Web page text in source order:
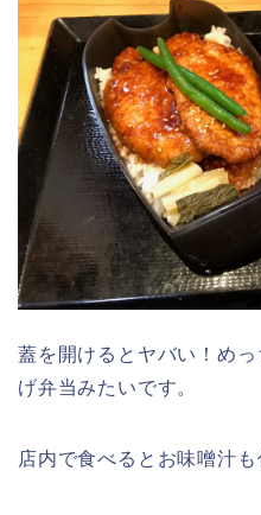
蓋を開けるとヤバい！め
げ弁当みたいです。
店内で食べるとお味噌汁